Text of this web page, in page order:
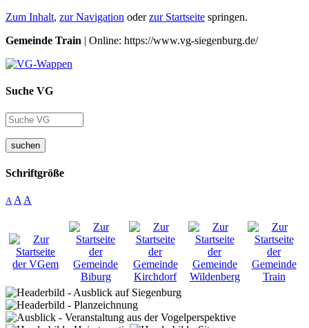
Zum Inhalt, zur Navigation oderzur Startseite springen.
Gemeinde Train | Online: https://www.vg-siegenburg.de/
Suche VG
suchen
Schriftgröße
A A A